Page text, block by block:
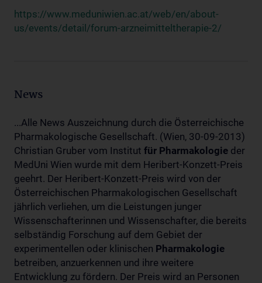
https://www.meduniwien.ac.at/web/en/about-
us/events/detail/forum-arzneimitteltherapie-2/
News
...Alle News Auszeichnung durch die Österreichische
Pharmakologische Gesellschaft. (Wien, 30-09-2013)
Christian Gruber vom Institut für Pharmakologie der
MedUni Wien wurde mit dem Heribert-Konzett-Preis
geehrt. Der Heribert-Konzett-Preis wird von der
Österreichischen Pharmakologischen Gesellschaft
jährlich verliehen, um die Leistungen junger
Wissenschafterinnen und Wissenschafter, die bereits
selbständig Forschung auf dem Gebiet der
experimentellen oder klinischen Pharmakologie
betreiben, anzuerkennen und ihre weitere
Entwicklung zu fördern. Der Preis wird an Personen